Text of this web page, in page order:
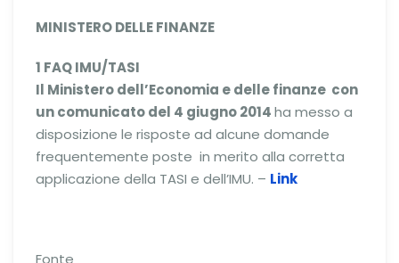
MINISTERO DELLE FINANZE
1 FAQ IMU/TASI
Il Ministero dell’Economia e dellefinanze con
un comunicato del 4 giugno 2014ha messo a
disposizione le risposte ad alcune domande
frequentemente poste in merito alla corretta
applicazione della TASI e dell’IMU. – Link
Fonte